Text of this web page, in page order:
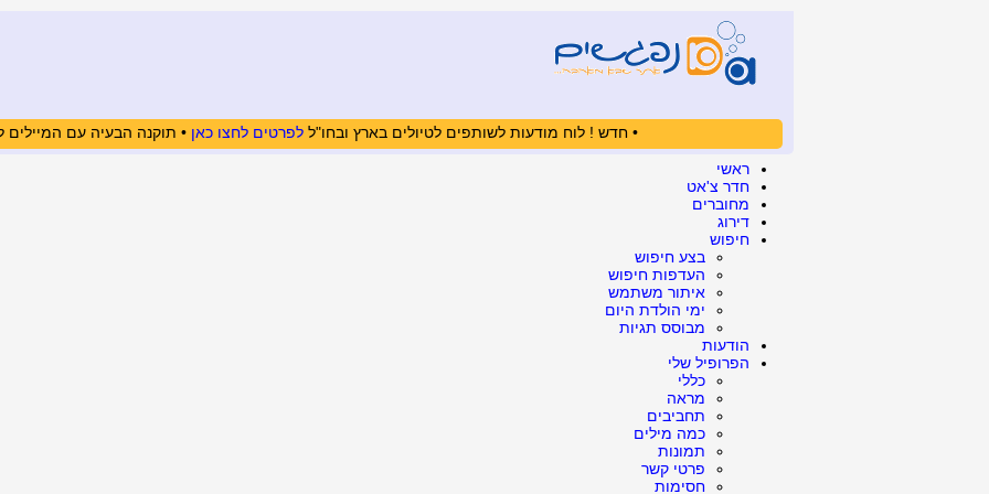
• חדש ! לוח מודעות לשותפים לטיולים בארץ ובחו"ללפרטים לחצו כאן • תוקנה הבעיה עם
ראשי
חדר צ'אט
מחוברים
דירוג
חיפוש
בצע חיפוש
העדפות חיפוש
איתור משתמש
ימי הולדת היום
מבוסס תגיות
הודעות
הפרופיל שלי
כללי
מראה
תחביבים
כמה מילים
תמונות
פרטי קשר
חסימות